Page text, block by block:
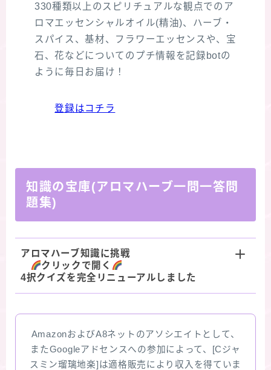
330種類以上のスピリチュアルな観点でのア
ロマエッセンシャルオイル(精油)、ハーブ・
スパイス、基材、フラワーエッセンスや、宝
石、花などについてのプチ情報を記録botの
ように毎日お届け！
登録はコチラ
知識の宝庫(アロマハーブ一問一答問
題集)
アロマハーブ知識に挑戦
クリックで開く
4択クイズを完全リニューアルしました
AmazonおよびA8ネットのアソシエイトとして、
またGoogleアドセンスへの参加によって、[Cジャ
スミン瑠璃地楽]は適格販売により収入を得ていま